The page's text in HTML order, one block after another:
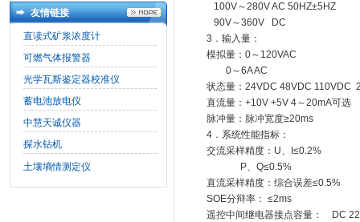
友情链接
直读式矿浆浓度计
可燃气体报警器
光学瓦斯鉴定器校准仪
蓄电池放电仪
中慧天诚仪器
探水钻机
土壤墒情测定仪
100V～280V AC 50HZ±5HZ
90V～360V DC
3．输入量：
模拟量：0～120VAC
0～6A AC
状态量：24VDC 48VDC 110VDC
直流量：+10V +5V 4～20mA可选
脉冲量：脉冲宽度≥20ms
4．系统性能指标：
交流采样精度：U、I≤0.2%
P、Q≤0.5%
直流采样精度：综合误差≤0.5%
SOE分辩率： ≤2ms
遥控中间继电器接点容量： DC